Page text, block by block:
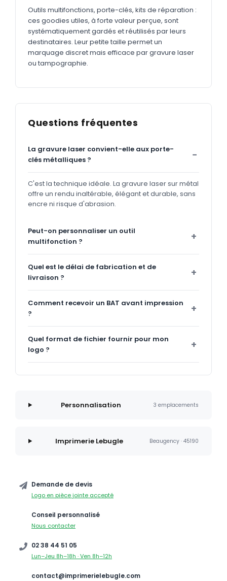
Outils multifonctions, porte-clés, kits de réparation :
ces goodies utiles, à forte valeur perçue, sont
systématiquement gardés et réutilisés par leurs
destinataires. Leur petite taille permet un
marquage discret mais efficace par gravure laser
ou tampographie.
Questions fréquentes
La gravure laser convient-elle aux porte-
clés métalliques ?
C'est la technique idéale. La gravure laser sur métal
offre un rendu inaltérable, élégant et durable, sans
encre ni risque d'abrasion.
Peut-on personnaliser un outil
multifonction ?
Quel est le délai de fabrication et de
livraison ?
Comment recevoir un BAT avant impression
?
Quel format de fichier fournir pour mon
logo ?
Personnalisation 3 emplacements
Imprimerie Lebugle Beaugency · 45190
Demande de devis
Logo en pièce jointe accepté
Conseil personnalisé
Nous contacter
02 38 44 51 05
Lun–Jeu 8h–18h · Ven 8h–12h
contact@imprimerielebugle.com